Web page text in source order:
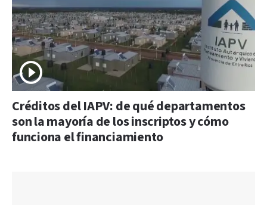
Créditos del IAPV: de qué departamentos
son la mayoría de los inscriptos y cómo
funciona el financiamiento